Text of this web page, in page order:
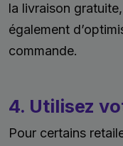
la livraison
également
commande.
4. Utilisez
Pour certains